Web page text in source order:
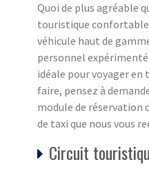
Quoi de plus agréable
touristique
véhicule haut de
personnel
idéale pour voyager en
faire, pensez à
module de réservation
de taxi que nous vous
Circuit